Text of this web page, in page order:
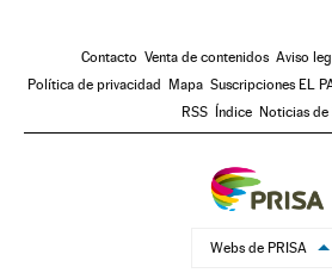
Contacto Venta de contenidos Aviso
Política de privacidad
Mapa Suscripciones EL
RSS
Índice Noticias de
Webs de PRISA